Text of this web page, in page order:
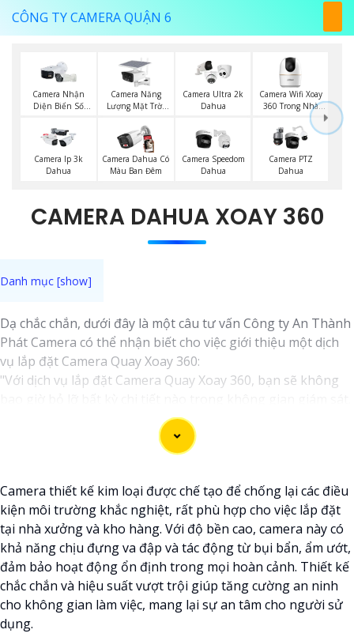
CÔNG TY CAMERA QUẬN 6
Camera Nhận
Diện Biển Số
Camera Năng
Lượng Mặt Trời
Camera Ultra 2k
Dahua
Camera Wifi Xoay
360 Trong Nhà
Camera Ip 3k
Dahua
Camera Dahua Có
Màu Ban Đêm
Camera Speedom
Dahua
Camera PTZ
Dahua
CAMERA DAHUA XOAY 360
Dạ chắc chắn, dưới đây là một câu tư vấn Công ty An Thành
Phát Camera có thể nhận biết cho việc giới thiệu một dịch
vụ lắp đặt Camera Quay Xoay 360:
"Với dịch vụ lắp đặt Camera Quay Xoay 360, bạn sẽ không
Hệ thống camera hiện đại này cho phép quay xoay 360 độ,
giúp ghi lại mọi góc cạnh và hành động trong ngôi nhà, văn
phòng hay cửa hàng của bạn một cách tự động và hiệu quả.
trường của bạn, hãy liên hệ với chúng tôi ngay hôm nay để
biết thêm thông tin chi tiết và được tư vấn miễn phí."
Hy vọng câu này sẽ giúp bạn trong việc giới thiệu dịch vụ
lắp đặt Camera Quay Xoay 360. Nếu bạn cần thêm sự hỗ trợ
hoặc tư vấn khác, đừng ngần ngại để lại câu hỏi!
Camera thiết kế kim loại được chế tạo để chống lại các điều
kiện môi trường khắc nghiệt, rất phù hợp cho việc lắp đặt
tại nhà xưởng và kho hàng. Với độ bền cao, camera này có
khả năng chịu đựng va đập và tác động từ bụi bẩn, ẩm ướt,
đảm bảo hoạt động ổn định trong mọi hoàn cảnh. Thiết kế
chắc chắn và hiệu suất vượt trội giúp tăng cường an ninh
cho không gian làm việc, mang lại sự an tâm cho người sử
dụng.